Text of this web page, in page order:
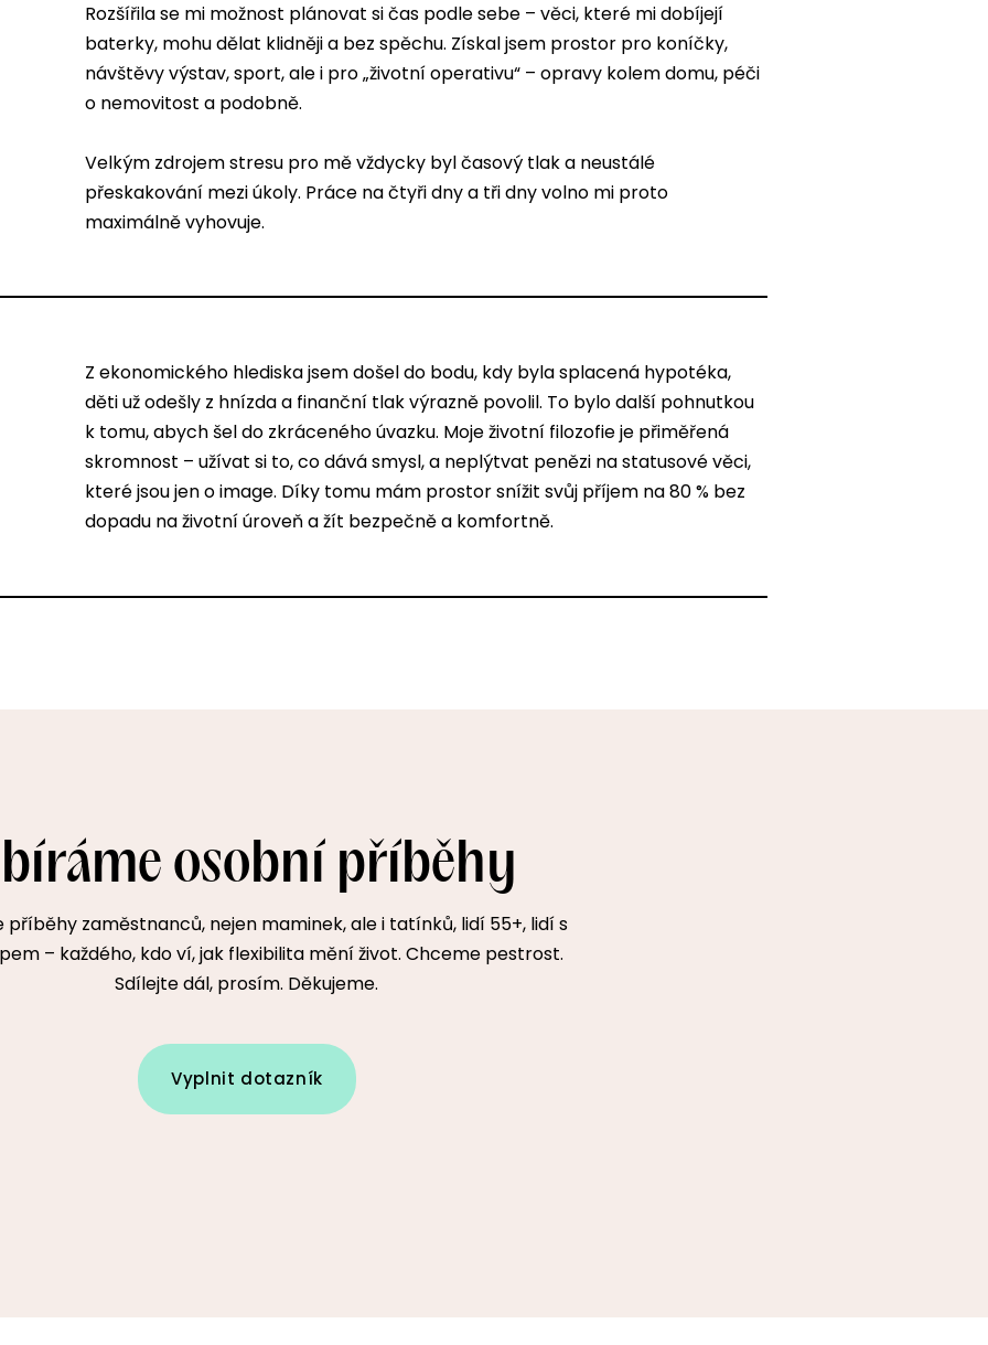
Rozšířila se mi možnost plánovat si čas podle sebe – věci, které mi dobíjejí
baterky, mohu dělat klidněji a bez spěchu. Získal jsem prostor pro koníčky,
návštěvy výstav, sport, ale i pro „životní operativu“ – opravy kolem domu, péči
o nemovitost a podobně.
Velkým zdrojem stresu pro mě vždycky byl časový tlak a neustálé
přeskakování mezi úkoly. Práce na čtyři dny a tři dny volno mi proto
maximálně vyhovuje.
Z ekonomického hlediska jsem došel do bodu, kdy byla splacená hypotéka,
děti už odešly z hnízda a finanční tlak výrazně povolil. To bylo další pohnutkou
k tomu, abych šel do zkráceného úvazku. Moje životní filozofie je přiměřená
skromnost – užívat si to, co dává smysl, a neplýtvat penězi na statusové věci,
které jsou jen o image. Díky tomu mám prostor snížit svůj příjem na 80 % bez
dopadu na životní úroveň a žít bezpečně a komfortně.
osobní příběhy
příběhy zaměstnanců, nejen maminek, ale i tatínků, lidí 55+, lidí s
– každého, kdo ví, jak flexibilita mění život. Chceme pestrost.
Sdílejte dál, prosím. Děkujeme.
Vyplnit dotazník